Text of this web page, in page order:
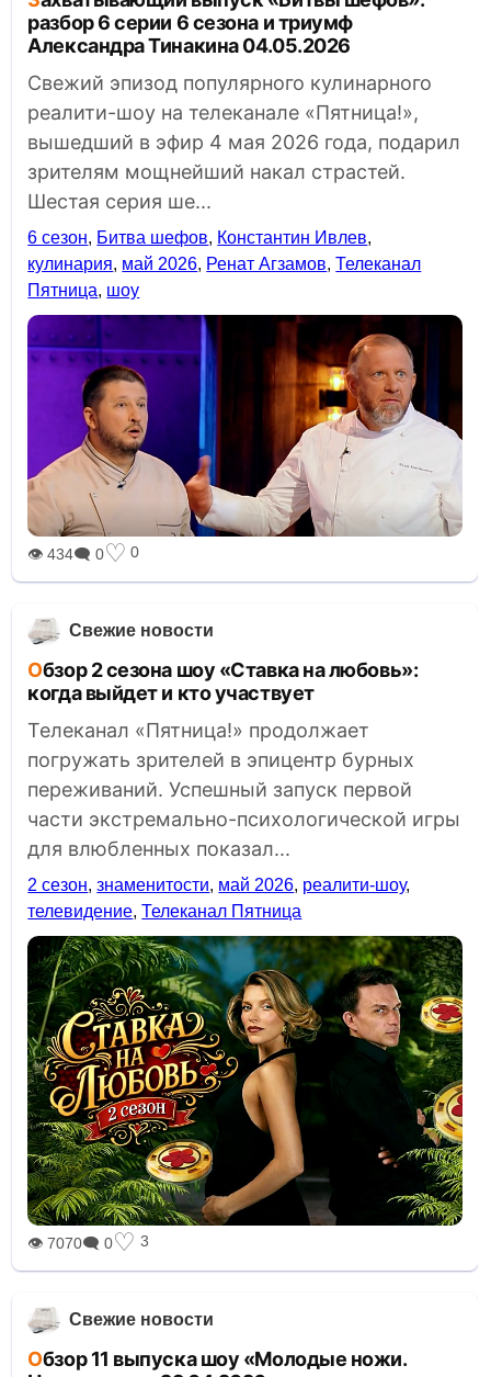
разбор 6 серии 6 сезона и триумф
Александра Тинакина 04.05.2026
Свежий эпизод популярного кулинарного
реалити-шоу на телеканале «Пятница!»,
вышедший в эфир 4 мая 2026 года, подарил
зрителям мощнейший накал страстей.
Шестая серия ше...
6 сезон, Битва шефов, Константин Ивлев,
кулинария, май 2026, Ренат Агзамов,Телеканал
Пятница, шоу
👁 434🗨 0♡ 0
Свежие новости
Обзор 2 сезона шоу «Ставка на любовь»:
когда выйдет и кто участвует
Телеканал «Пятница!» продолжает
погружать зрителей в эпицентр бурных
переживаний. Успешный запуск первой
части экстремально-психологической игры
для влюбленных показал...
2 сезон,знаменитости, май 2026, реалити-шоу,
телевидение,Телеканал Пятница
👁 7070🗨 0♡ 3
Свежие новости
Обзор 11 выпуска шоу «Молодые ножи.